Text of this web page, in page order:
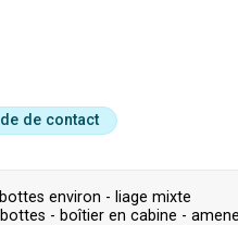
bottes environ - liage mixte
- boîtier en cabine -
de contact